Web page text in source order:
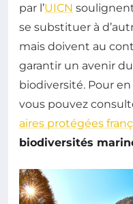
par l’UICN
se substituer à
mais doivent au
garantir un avenir
biodiversité. Pour
vous pouvez
aires protégées
biodiversités